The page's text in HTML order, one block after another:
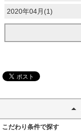
2020年04月(1)
こだわり条件で探す